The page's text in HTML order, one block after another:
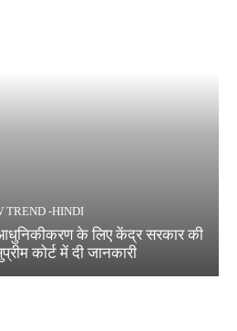
TREND -HINDI
के लिए केंद्र सरकार की
कोर्ट में दी जानकारी